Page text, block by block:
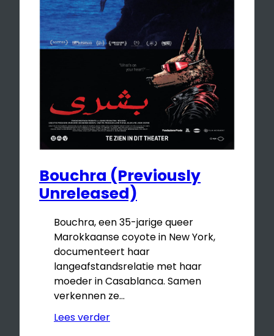
Bouchra (Previously
Unreleased)
Bouchra, een 35-jarige queer
Marokkaanse coyote in New York,
documenteert haar
langeafstandsrelatie met haar
moeder in Casablanca. Samen
verkennen ze…
Lees verder